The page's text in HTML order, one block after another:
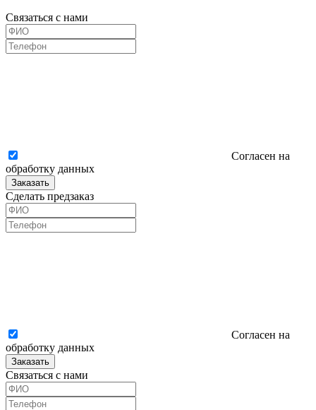
Связаться с нами
Согласен на
обработку данных
Заказать
Сделать предзаказ
Согласен на
обработку данных
Заказать
Связаться с нами